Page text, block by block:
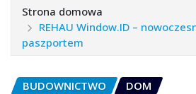
Strona domowa
REHAU Window.ID –
paszportem
BUDOWNICTWO DOM